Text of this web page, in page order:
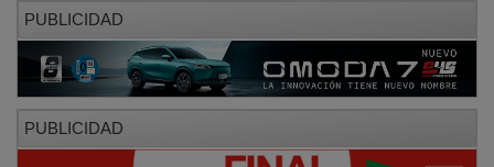
PUBLICIDAD
PUBLICIDAD